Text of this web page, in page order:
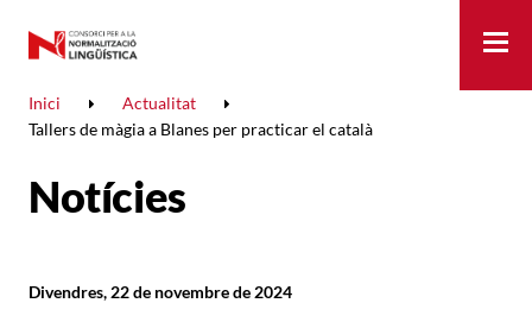
Inici
Actualitat
Tallers de màgia a Blanes per practicar el català
Notícies
Divendres, 22 de novembre de 2024